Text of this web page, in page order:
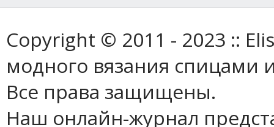
Copyright © 2011 - 2023 ::
модного вязания спицами
Все права защищены.
Наш онлайн-журнал